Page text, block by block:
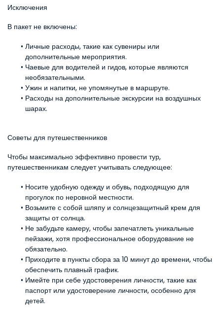
Исключения
В пакет не включены:
Личные расходы, такие как сувениры или
дополнительные мероприятия.
Чаевые для водителей и гидов, которые являются
необязательными.
Ужин и напитки, не упомянутые в маршруте.
Расходы на дополнительные экскурсии на воздушных
шарах.
Советы для путешественников
Чтобы максимально эффективно провести тур,
путешественникам следует учитывать следующее:
Носите удобную одежду и обувь, подходящую для
прогулок по неровной местности.
Возьмите с собой шляпу и солнцезащитный крем для
защиты от солнца.
Не забудьте камеру, чтобы запечатлеть уникальные
пейзажи, хотя профессиональное оборудование не
обязательно.
Приходите в пункты сбора за 10 минут до времени, чтобы
обеспечить плавный график.
Имейте при себе удостоверения личности, такие как
паспорт или удостоверение личности, особенно для
детей.